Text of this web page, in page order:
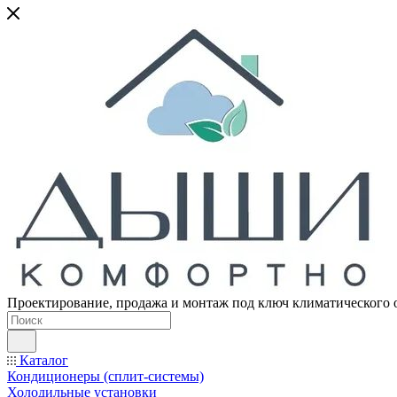
Проектирование, продажа и монтаж под ключ климатического
Каталог
Кондиционеры (сплит-системы)
Холодильные установки